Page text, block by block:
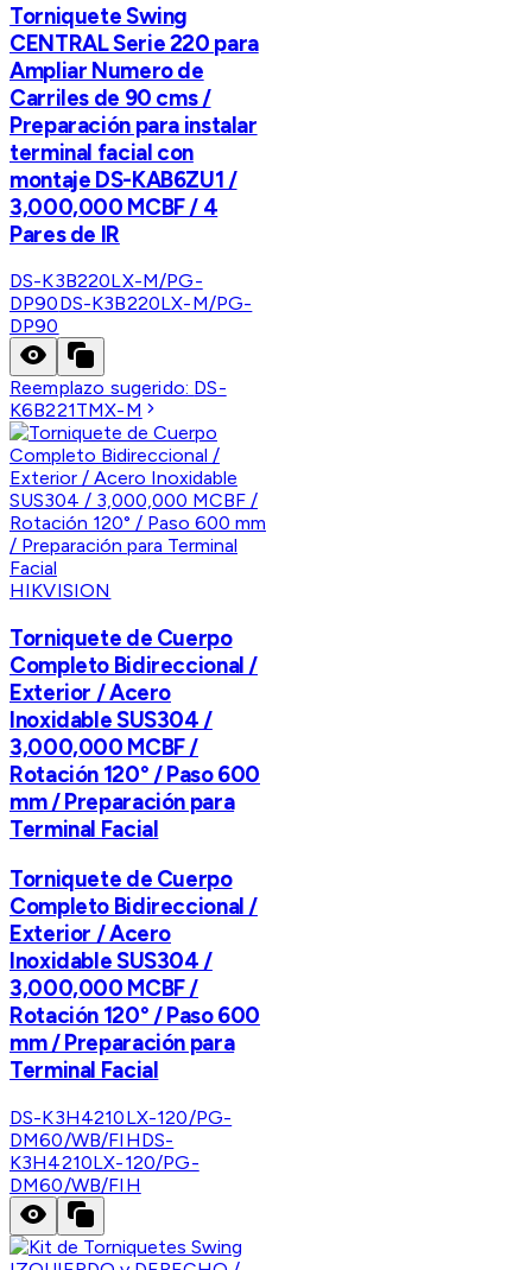
Torniquete Swing
CENTRAL Serie 220 para
Ampliar Numero de
Carriles de 90 cms /
Preparación para instalar
terminal facial con
montaje DS-KAB6ZU1 /
3,000,000 MCBF / 4
Pares de IR
DS-K3B220LX-M/PG-
DP90DS-K3B220LX-M/PG-
DP90
Reemplazo sugerido: DS-
K6B221TMX-M
HIKVISION
Torniquete de Cuerpo
Completo Bidireccional /
Exterior / Acero
Inoxidable SUS304 /
3,000,000 MCBF /
Rotación 120° / Paso 600
mm / Preparación para
Terminal Facial
Torniquete de Cuerpo
Completo Bidireccional /
Exterior / Acero
Inoxidable SUS304 /
3,000,000 MCBF /
Rotación 120° / Paso 600
mm / Preparación para
Terminal Facial
DS-K3H4210LX-120/PG-
DM60/WB/FIHDS-
K3H4210LX-120/PG-
DM60/WB/FIH